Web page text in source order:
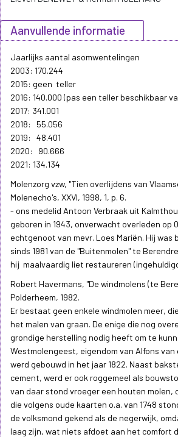
Aanvullende informatie
Jaarlijks aantal asomwentelingen
2003: 170.244
2015: geen teller
2016: 140.000 (pas een teller beschikbaar
2017: 341.001
2018: 55.056
2019: 48.401
2020: 90.666
2021: 134.134
Molenzorg vzw, "Tien overlijdens van
Molenecho's, XXVI, 1998, 1, p. 6.
- ons medelid Antoon Verbraak uit
geboren in 1943, onverwacht overleden op
echtgenoot van mevr. Loes Mariën. Hij was
sinds 1981 van de "Buitenmolen" te
hij maalvaardig liet restaureren (ingehuldigd
Robert Havermans, "De windmolens (te
Polderheem, 1982.
Er bestaat geen enkele windmolen meer,
het malen van graan. De enige die nog
grondige herstelling nodig heeft om te
Westmolengeest, eigendom van Alfons van
werd gebouwd in het jaar 1822. Naast
cement, werd er ook roggemeel als
van daar stond vroeger een houten molen,
die volgens oude kaarten o.a. van 1748
de volksmond gekend als de negerwijk,
laag zijn, wat niets afdoet aan het comfort